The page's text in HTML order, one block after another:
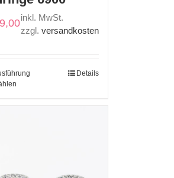
inkl. MwSt.
zzgl. versandkosten
Details